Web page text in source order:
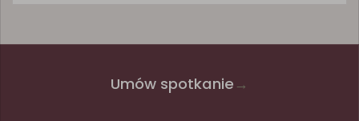
Umów spotkanie →